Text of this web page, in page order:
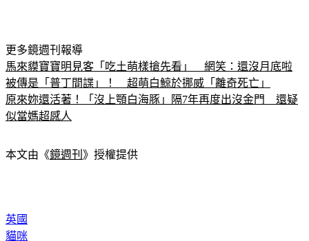
更多鏡週刊報導
馬來貘寶寶明見客「吃土萌樣搶先看」　網笑：還沒月底啦
被傳是「普丁間諜」！　超萌白鯨於挪威「離奇死亡」
原來妳還活著！「沒上顎白海豚」隔7年再度出沒金門　還疑
似當媽超感人
本文由《鏡週刊 》授權提供
英國
貓咪